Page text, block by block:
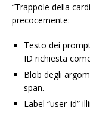
“Trappole della
precocemente:
Testo dei
ID richiesta
Blob degli
span.
Label “user_id”